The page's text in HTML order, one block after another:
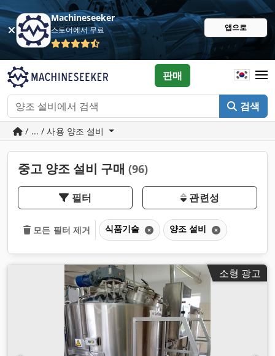
Machineseeker
스토어에서 무료 앱으로
검색
판매
/ ... / 사용 양조 설비
중고 양조 설비 구매 (96)
필터 관련성
모든 필터 제거 식품기술 양조 설비
소형 광고